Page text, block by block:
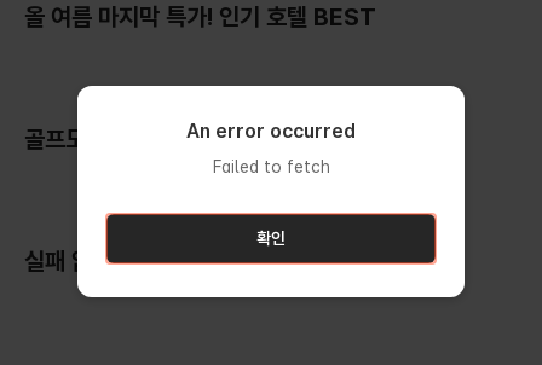
올 여름 마지막 특가! 인기 호텔 BEST
골프도 휴양도 한 번에! 여름휴가는 골프가 정답
실패 없는 휴가를 위한 인기 투어 추천
An error occurred
Failed to fetch
확인
An error occurred
Failed to fetch
확인